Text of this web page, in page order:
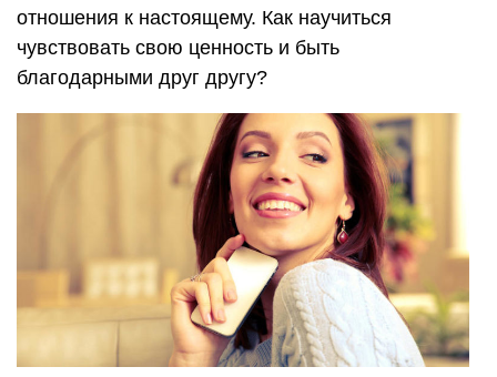
отношения к настоящему. Как научиться
чувствовать свою ценность и быть
благодарными друг другу?